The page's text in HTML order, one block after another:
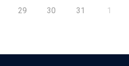
29 30 31 1